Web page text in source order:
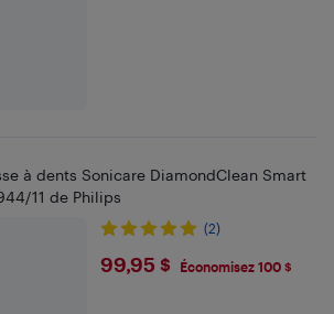
à dents Sonicare DiamondClean Smart
11 de Philips
(2)
$99.95
99,95 $ Économisez 100 $